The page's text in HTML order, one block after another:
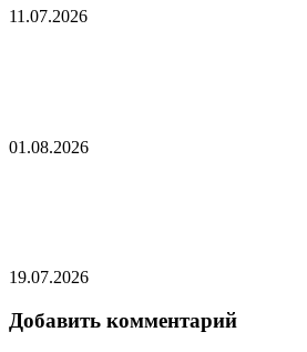
11.07.2026
01.08.2026
19.07.2026
Добавить комментарий